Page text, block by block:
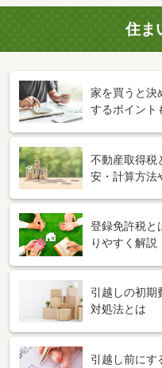
住ま
家を買うと決
するポイント
不動産取得税
安・計算方法
登録免許税と
りやすく解説
引越しの初期
対処法とは
引越し前にす